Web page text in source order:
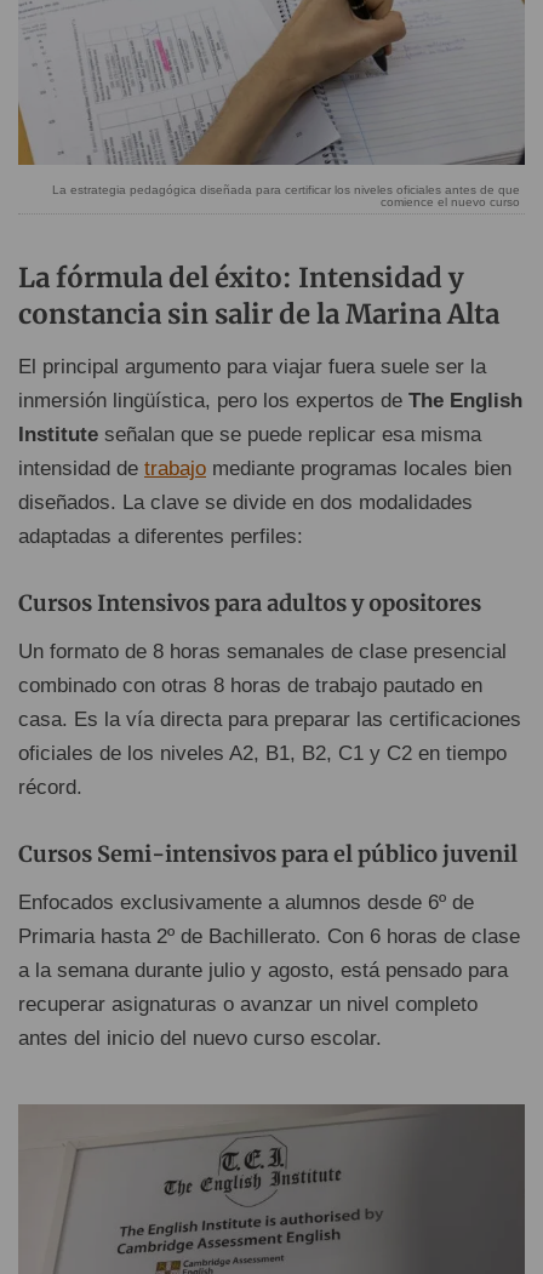
La estrategia pedagógica diseñada para certificar los niveles oficiales antes de que
comience el nuevo curso
La fórmula del éxito: Intensidad y
constancia sin salir de la Marina Alta
El principal argumento para viajar fuera suele ser la
inmersión lingüística, pero los expertos de The English
Institute señalan que se puede replicar esa misma
intensidad de trabajo mediante programas locales bien
diseñados. La clave se divide en dos modalidades
adaptadas a diferentes perfiles:
Cursos Intensivos para adultos y opositores
Un formato de 8 horas semanales de clase presencial
combinado con otras 8 horas de trabajo pautado en
casa. Es la vía directa para preparar las certificaciones
oficiales de los niveles A2, B1, B2, C1 y C2 en tiempo
récord.
Cursos Semi-intensivos para el público juvenil
Enfocados exclusivamente a alumnos desde 6º de
Primaria hasta 2º de Bachillerato. Con 6 horas de clase
a la semana durante julio y agosto, está pensado para
recuperar asignaturas o avanzar un nivel completo
antes del inicio del nuevo curso escolar.